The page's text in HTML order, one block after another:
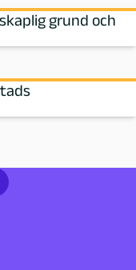
grund och